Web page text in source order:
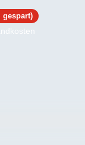
gespart)